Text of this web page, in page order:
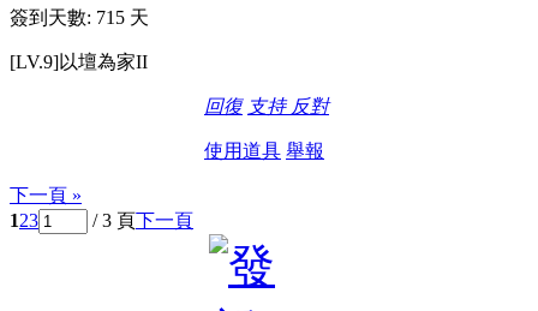
簽到天數: 715 天
[LV.9]以壇為家II
回復 支持 反對
使用道具 舉報
下一頁 »
123 / 3 頁下一頁